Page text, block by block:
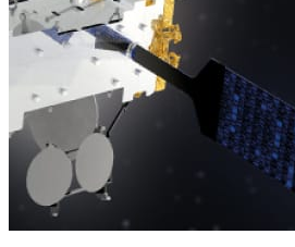
Press releases